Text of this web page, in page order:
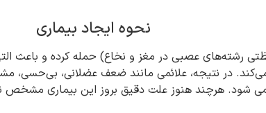
نحوه ایجاد بیماری
رشته‌های عصبی در مغز و نخاع) حمله کرده و باعث
در نتیجه، علائمی مانند ضعف عضلانی،
شود. هرچند هنوز علت دقیق بروز این بیماری